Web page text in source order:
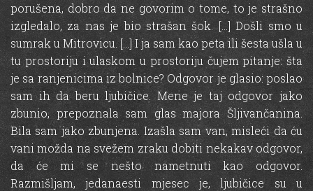
porušena, dobro da ne govorim o tome, to je strašno
izgledalo, za nas je bio strašan šok. […] Došli smo u
sumrak u Mitrovicu. […] I ja sam kao peta ili šesta ušla u
tu prostoriju i ulaskom u prostoriju čujem pitanje: šta
je sa ranjenicima iz bolnice? Odgovor je glasio: poslao
sam ih da beru ljubičice. Mene je taj odgovor jako
zbunio, prepoznala sam glas majora Šljivančanina.
Bila sam jako zbunjena. Izašla sam van, misleći da ću
vani možda na svežem zraku dobiti nekakav odgovor,
da će mi se nešto nametnuti kao odgovor.
Razmišljam, jedanaesti mjesec je, ljubičice su u